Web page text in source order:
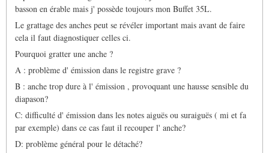
basson en érable mais j' possède toujours mon Buffet 35L.
Le grattage des anches peut se révéler important mais avant de faire
cela il faut diagnostiquer celles ci.
Pourquoi gratter une anche ?
A : problème d' émission dans le registre grave ?
B : anche trop dure à l' émission , provoquant une hausse sensible du
diapason?
C: difficulté d' émission dans les notes aiguës ou suraiguës ( mi et fa
par exemple) dans ce cas faut il recouper l' anche?
D: problème général pour le détaché?